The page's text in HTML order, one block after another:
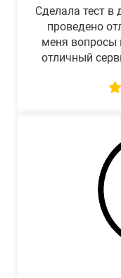
Сделала тест в
проведено
меня вопросы
отличный